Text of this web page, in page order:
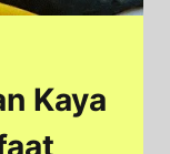
Kaya